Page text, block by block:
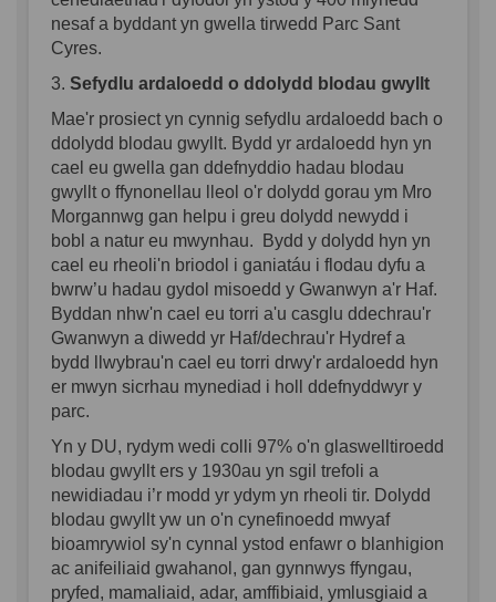
nesaf a byddant yn gwella tirwedd Parc Sant
Cyres.
3. Sefydlu ardaloedd o ddolydd blodau gwyllt
Mae'r prosiect yn cynnig sefydlu ardaloedd bach o
ddolydd blodau gwyllt. Bydd yr ardaloedd hyn yn
cael eu gwella gan ddefnyddio hadau blodau
gwyllt o ffynonellau lleol o'r dolydd gorau ym Mro
Morgannwg gan helpu i greu dolydd newydd i
bobl a natur eu mwynhau. Bydd y dolydd hyn yn
cael eu rheoli'n briodol i ganiatáu i flodau dyfu a
bwrw’u hadau gydol misoedd y Gwanwyn a'r Haf.
Byddan nhw'n cael eu torri a'u casglu ddechrau'r
Gwanwyn a diwedd yr Haf/dechrau'r Hydref a
bydd llwybrau'n cael eu torri drwy'r ardaloedd hyn
er mwyn sicrhau mynediad i holl ddefnyddwyr y
parc.
Yn y DU, rydym wedi colli 97% o'n glaswelltiroedd
blodau gwyllt ers y 1930au yn sgil trefoli a
newidiadau i’r modd yr ydym yn rheoli tir. Dolydd
blodau gwyllt yw un o'n cynefinoedd mwyaf
bioamrywiol sy'n cynnal ystod enfawr o blanhigion
ac anifeiliaid gwahanol, gan gynnwys ffyngau,
pryfed, mamaliaid, adar, amffibiaid, ymlusgiaid a